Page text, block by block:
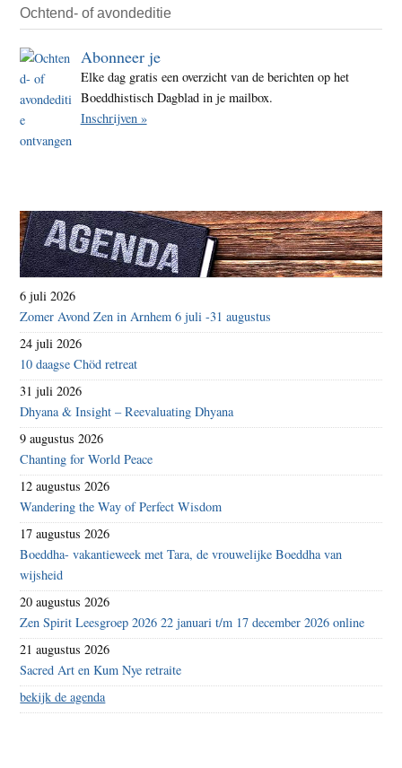
Ochtend- of avondeditie
Abonneer je
Elke dag gratis een overzicht van de berichten op het
Boeddhistisch Dagblad in je mailbox.
Inschrijven »
6 juli 2026
Zomer Avond Zen in Arnhem 6 juli -31 augustus
24 juli 2026
10 daagse Chöd retreat
31 juli 2026
Dhyana & Insight – Reevaluating Dhyana
9 augustus 2026
Chanting for World Peace
12 augustus 2026
Wandering the Way of Perfect Wisdom
17 augustus 2026
Boeddha- vakantieweek met Tara, de vrouwelijke Boeddha van
wijsheid
20 augustus 2026
Zen Spirit Leesgroep 2026 22 januari t/m 17 december 2026 online
21 augustus 2026
Sacred Art en Kum Nye retraite
bekijk de agenda